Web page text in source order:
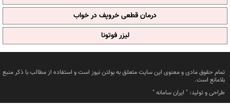
درمان قطعی خروپف در خواب
لیزر فوتونا
تمام حقوق مادی و معنوی این سایت متعلق به بولتن نیوز است و استفاده از مطالب با ذکر منبع
بلامانع است.
طراحی و تولید: " ایران سامانه"